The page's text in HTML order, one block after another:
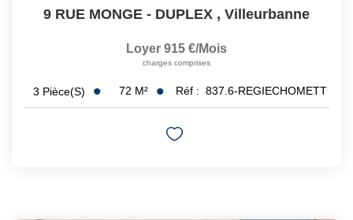
9 RUE MONGE - DUPLEX , Villeurbanne
Loyer 915 €/mois
charges comprises
3 Pièce(s) 72 M² Réf : 837.6-REGIECHOMETT